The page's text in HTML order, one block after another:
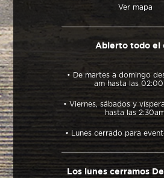
Ver mapa
Abierto todo el
• De martes a domingo
am hasta las 02:00
• Viernes, sábados y
hasta las
• Lunes cerrado para
Los lunes cerramos